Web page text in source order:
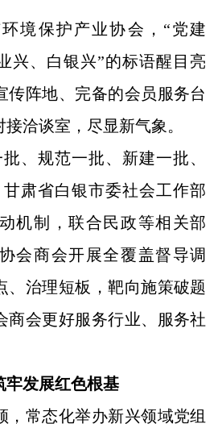
保护产业协会，“党建
兴、白银兴”的标语醒目亮
传阵地、完备的会员服务台
洽谈室，尽显新气象。
规范一批、新建一批、
肃省白银市委社会工作部
机制，联合民政等相关部
会商会开展全覆盖督导调
、治理短板，靶向施策破题
商会更好服务行业、服务社
发展红色根基
常态化举办新兴领域党组